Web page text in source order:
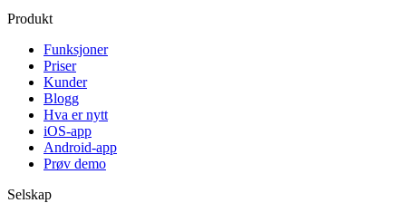
Produkt
Funksjoner
Priser
Kunder
Blogg
Hva er nytt
iOS-app
Android-app
Prøv demo
Selskap